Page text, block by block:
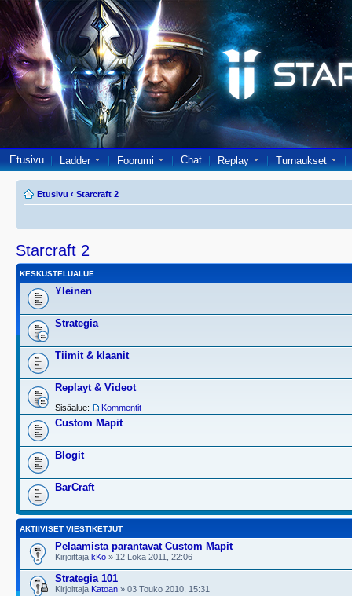
Etusivu Ladder Foorumi Chat Replay Turnaukset
Etusivu ‹ Starcraft 2
Starcraft 2
KESKUSTELUALUE
Yleinen
Strategia
Tiimit & klaanit
Replayt & Videot
Sisäalue: Kommentit
Custom Mapit
Blogit
BarCraft
AKTIIVISET VIESTIKETJUT
Pelaamista parantavat Custom Mapit
Kirjoittaja kKo » 12 Loka 2011, 22:06
Strategia 101
Kirjoittaja Katoan » 03 Touko 2010, 15:31